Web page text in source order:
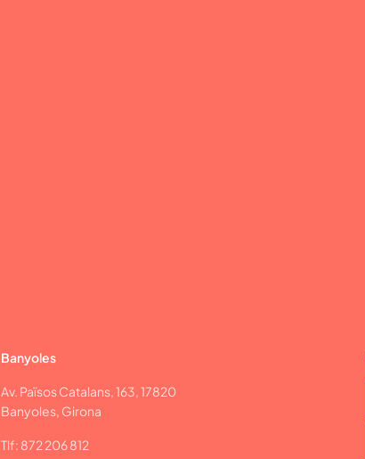
Banyoles
Av. Països Catalans, 163, 17820
Banyoles, Girona
Tlf: 872 206 812